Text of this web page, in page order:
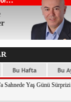
Sahnede Yaş Günü Sürprizi